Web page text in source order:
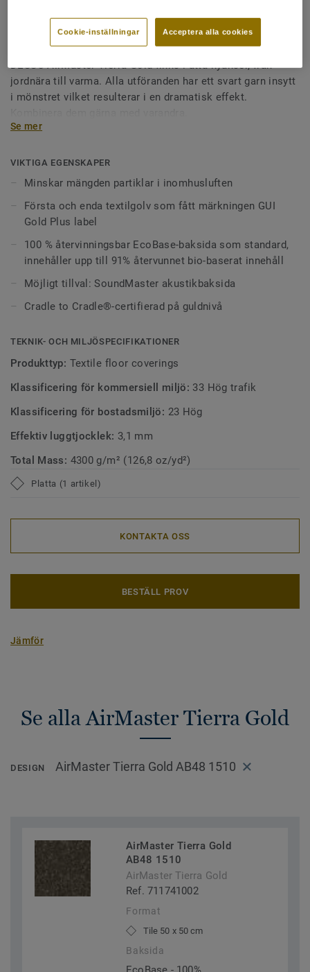
DESSO AirMaster Tierra Gold finns i åtta nyanser, från
jordnära till varma. Alla utföranden har ett svart garn insytt
i mönstret vilket resulterar i en dramatisk effekt.
Se mer
VIKTIGA EGENSKAPER
Minskar mängden partiklar i inomhusluften
Första och enda textilgolv som fått märkningen GUI
Gold Plus label
100 % återvinningsbar EcoBase-baksida som standard,
innehåller upp till 91% återvunnet bio-baserat innehåll
Möjligt tillval: SoundMaster akustikbaksida
Cradle to Cradle®-certifierad på guldnivå
TEKNIK- OCH MILJÖSPECIFIKATIONER
Produkttyp: Textile floor coverings
Klassificering för kommersiell miljö: 33 Hög trafik
Klassificering för bostadsmiljö: 23 Hög
Effektiv luggtjocklek: 3,1 mm
Total Mass: 4300 g/m² (126,8 oz/yd²)
Platta (1 artikel)
KONTAKTA OSS
BESTÄLL PROV
Jämför
Se alla AirMaster Tierra Gold
DESIGN AirMaster Tierra Gold AB48 1510
AirMaster Tierra Gold
AB48 1510
AirMaster Tierra Gold
Ref. 711741002
Format
Tile 50 x 50 cm
Baksida
Acceptera alla cookies
Cookie-inställningar